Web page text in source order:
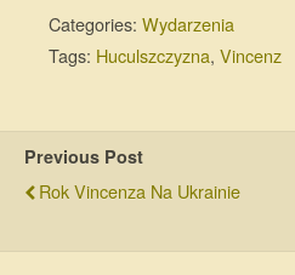
Categories: Wydarzenia
Tags: Huculszczyzna, Vincenz
Previous Post
Rok Vincenza Na Ukrainie